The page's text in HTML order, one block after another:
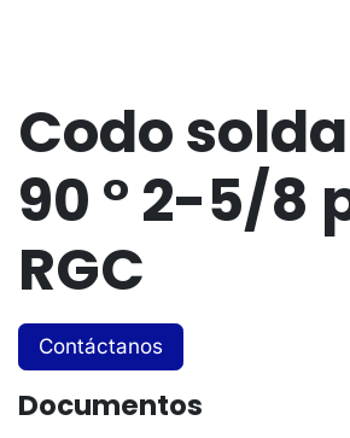
Codo
90 ° 2-5/8
RGC
Contáctanos
Documentos